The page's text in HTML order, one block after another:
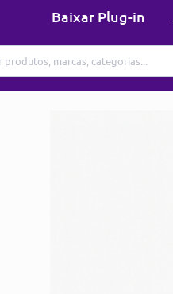
Baixar Plug-in